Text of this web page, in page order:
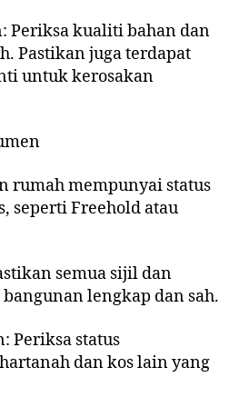
Periksa kualiti bahan dan
Pastikan juga terdapat
untuk kerosakan
rumah mempunyai status
seperti Freehold atau
semua sijil dan
lengkap dan sah.
Periksa status
dan kos lain yang